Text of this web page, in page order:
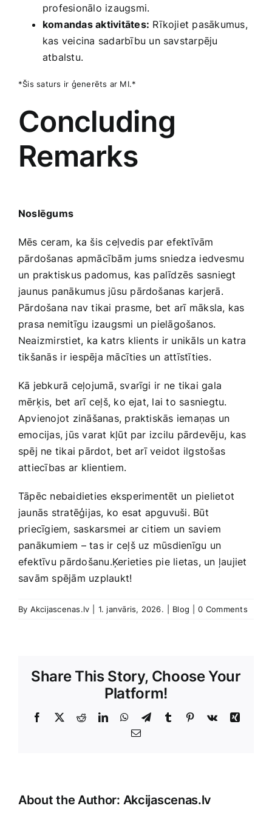
profesionālo ​izaugsmi.
komandas aktivitātes: Rīkojiet pasākumus,
kas veicina sadarbību un savstarpēju
atbalstu.
*Šis saturs ir ģenerēts ar MI.*
Concluding
Remarks
Noslēgums
Mēs ceram, ka​ šis ceļvedis par efektīvām
pārdošanas apmācībām jums sniedza⁣ iedvesmu‌
un praktiskus padomus, kas palīdzēs sasniegt
jaunus panākumus jūsu pārdošanas karjerā.
Pārdošana nav tikai prasme, bet ‌arī ⁣māksla, kas
prasa ​nemitīgu​ izaugsmi un pielāgošanos.
Neaizmirstiet, ka katrs klients ir unikāls un katra
tikšanās⁤ ir iespēja mācīties un ‌attīstīties.
Kā jebkurā ceļojumā, svarīgi ⁣ir ne tikai gala
mērķis, bet arī ceļš, ko ejat,​ lai to sasniegtu.
Apvienojot zināšanas, praktiskās iemaņas un
emocijas, jūs varat kļūt par izcilu pārdevēju, ⁣kas
spēj ne tikai pārdot, bet ‌arī veidot ilgstošas
attiecības ⁣ar ‌klientiem.
Tāpēc nebaidieties eksperimentēt⁢ un pielietot
jaunās stratēģijas, ko esat apguvuši. Būt
priecīgiem, saskarsmei ar citiem un saviem
panākumiem – tas ir ‌ceļš uz ⁤mūsdienīgu ​un
efektīvu⁣ pārdošanu.Ķerieties​ pie lietas, un ļaujiet
savām spējām uzplaukt!
By Akcijascenas.lv 1. janvāris, 2026. Blog 0 Comments
Share This Story, Choose Your
Platform!
Facebook
X RedditLinkedInWhatsApp
TelegramTumblr Pinterest
Vk
Xing
E-
About the Author: Akcijascenas.lv